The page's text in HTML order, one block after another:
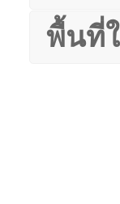
พื้นที่